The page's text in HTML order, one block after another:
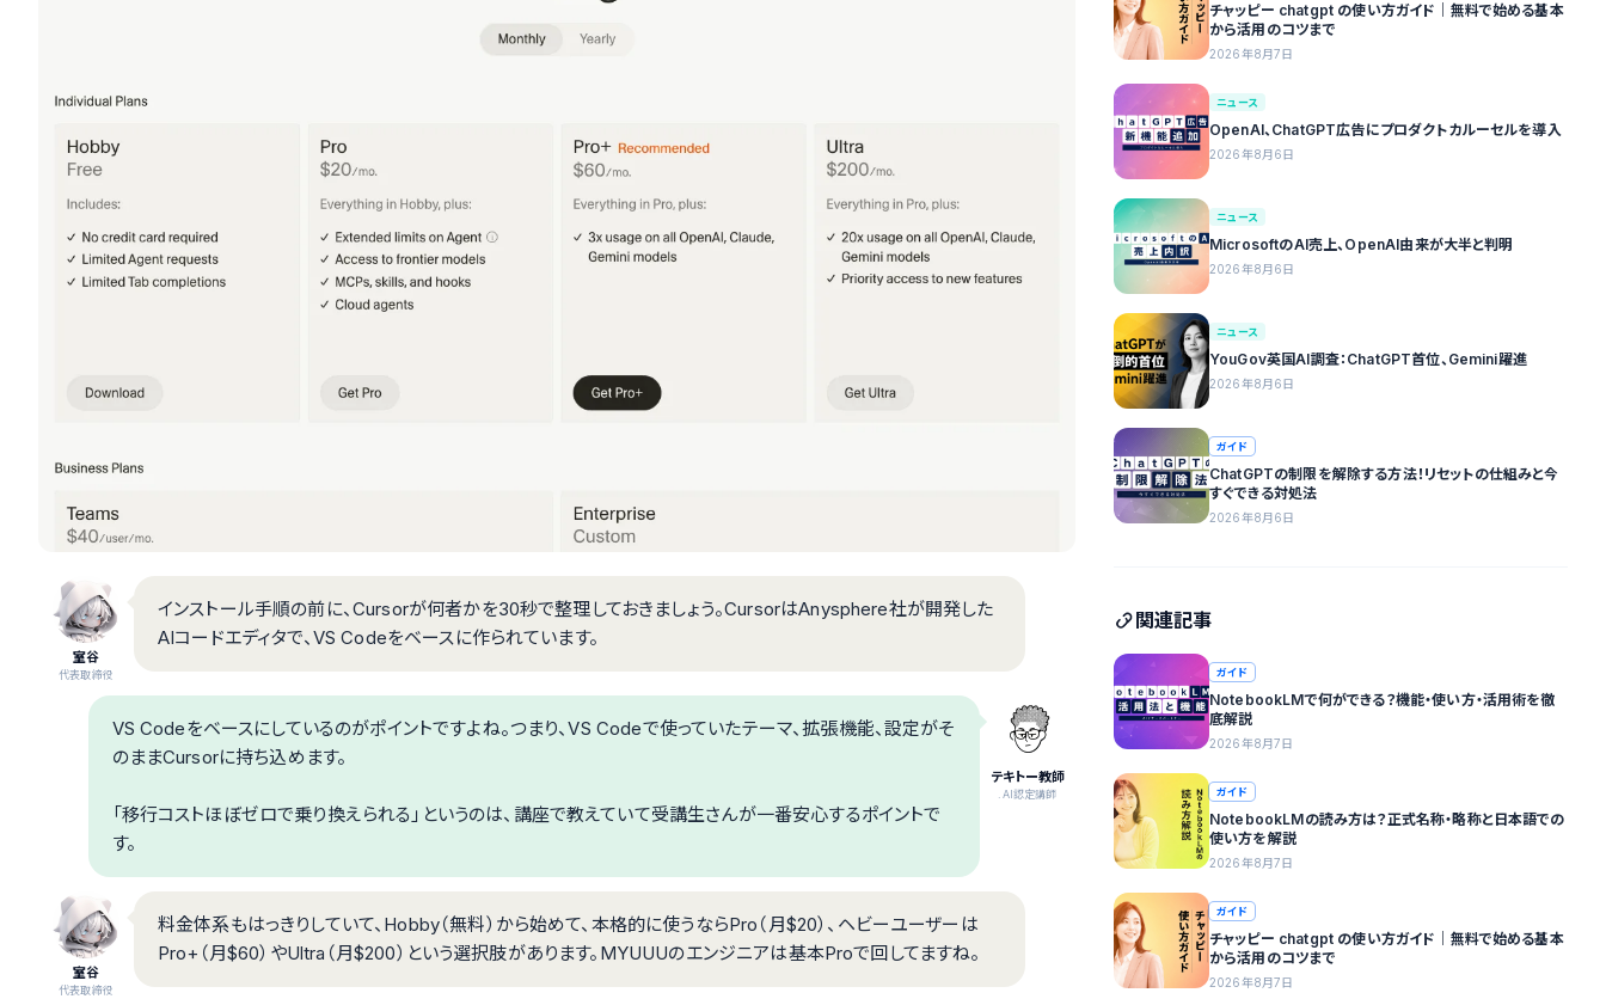
室谷
代表取締役
インストール手順の前に、Cursorが何者かを30秒で整理しておきましょう。CursorはAnysphere社が開発した
AIコードエディタで、VS Codeをベースに作られています。
テキトー教師
.AI認定講師
VS Codeをベースにしているのがポイントですよね。つまり、VS Codeで使っていたテーマ、拡張機能、設定がそ
のままCursorに持ち込めます。
「移行コストほぼゼロで乗り換えられる」というのは、講座で教えていて受講生さんが一番安心するポイントで
す。
室谷
代表取締役
料金体系もはっきりしていて、Hobby（無料）から始めて、本格的に使うならPro（月$20）、ヘビーユーザーは
Pro+（月$60）やUltra（月$200）という選択肢があります。MYUUUのエンジニアは基本Proで回してますね。
チャッピー chatgpt の使い方ガイド｜無料で始める基本
から活用のコツまで
2026年8月7日
ニュース
OpenAI、ChatGPT広告にプロダクトカルーセルを導入
2026年8月6日
ニュース
MicrosoftのAI売上、OpenAI由来が大半と判明
2026年8月6日
ニュース
YouGov英国AI調査：ChatGPT首位、Gemini躍進
2026年8月6日
ガイド
ChatGPTの制限を解除する方法！リセットの仕組みと今
すぐできる対処法
2026年8月6日
関連記事
ガイド
NotebookLMで何ができる？機能・使い方・活用術を徹
底解説
2026年8月7日
ガイド
NotebookLMの読み方は？正式名称・略称と日本語での
使い方を解説
2026年8月7日
ガイド
チャッピー chatgpt の使い方ガイド｜無料で始める基本
から活用のコツまで
2026年8月7日